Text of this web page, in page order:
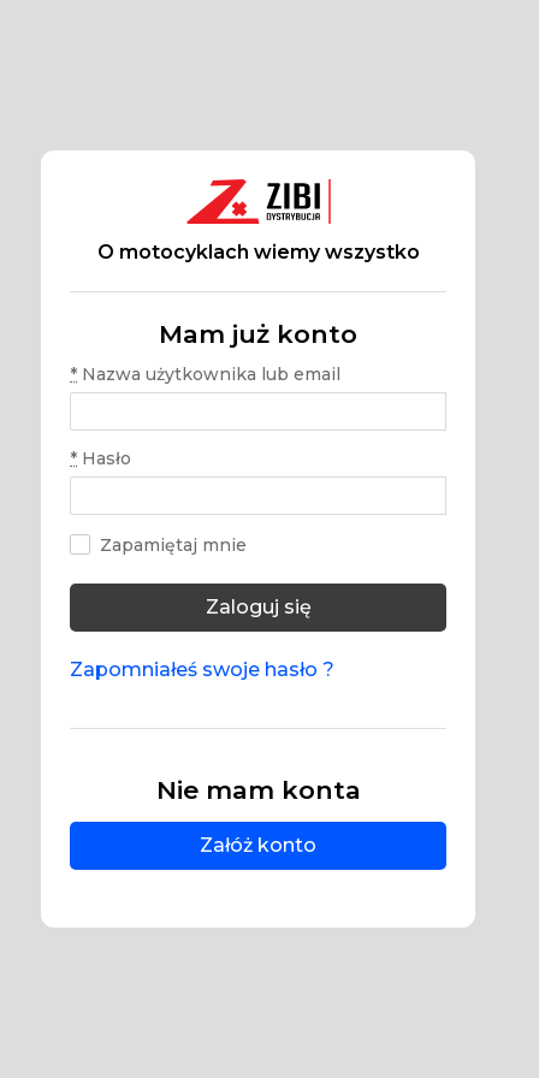
O motocyklach wiemy wszystko
Mam już konto
* Nazwa użytkownika lub email
* Hasło
Zapamiętaj mnie
Zaloguj się
Zapomniałeś swoje hasło ?
Nie mam konta
Załóż konto